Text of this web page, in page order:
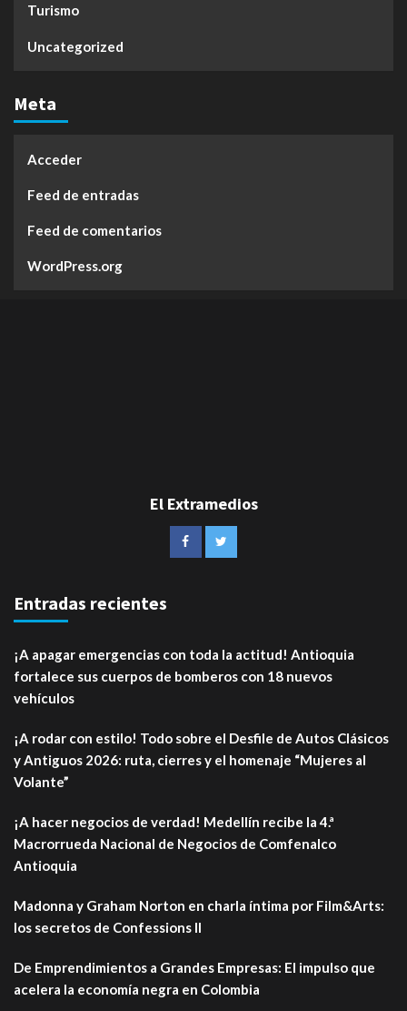
Turismo
Uncategorized
Meta
Acceder
Feed de entradas
Feed de comentarios
WordPress.org
El Extramedios
Entradas recientes
¡A apagar emergencias con toda la actitud! Antioquia
fortalece sus cuerpos de bomberos con 18 nuevos
vehículos
¡A rodar con estilo! Todo sobre el Desfile de Autos Clásicos
y Antiguos 2026: ruta, cierres y el homenaje “Mujeres al
Volante”
¡A hacer negocios de verdad! Medellín recibe la 4.ª
Macrorrueda Nacional de Negocios de Comfenalco
Antioquia
Madonna y Graham Norton en charla íntima por Film&Arts:
los secretos de Confessions II
De Emprendimientos a Grandes Empresas: El impulso que
acelera la economía negra en Colombia